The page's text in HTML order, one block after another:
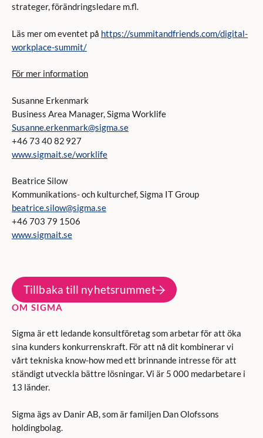
strateger, förändringsledare m.fl.
Läs mer om eventet på https://summitandfriends.com/digital-
workplace-summit/
För mer information
Susanne Erkenmark
Business Area Manager, Sigma Worklife
Susanne.erkenmark@sigma.se
+46 73 40 82 927
www.sigmait.se/worklife
Beatrice Silow
Kommunikations- och kulturchef, Sigma IT Group
beatrice.silow@sigma.se
+46 703 79 1506
www.sigmait.se
Tillbaka till nyhetsrummet
OM SIGMA
Sigma är ett ledande konsultföretag som arbetar för att öka
sina kunders konkurrenskraft. För att nå dit kombinerar vi
vårt tekniska know-how med ett brinnande intresse för att
ständigt utveckla bättre lösningar. Vi är 5 000 medarbetare i
13 länder.
Sigma ägs av Danir AB, som är familjen Dan Olofssons
holdingbolag.